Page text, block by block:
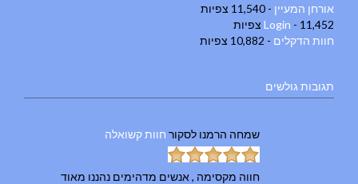
אורחן המעיין - 11,540 צפיות
Login - 11,452 צפיות
חוות הדקלים - 10,882 צפיות
תגובות גולשים
שמחה הרמנו לסקור חוות קשואלה
חווה מקסימה , אנשים מדהימים נהננו מאוד